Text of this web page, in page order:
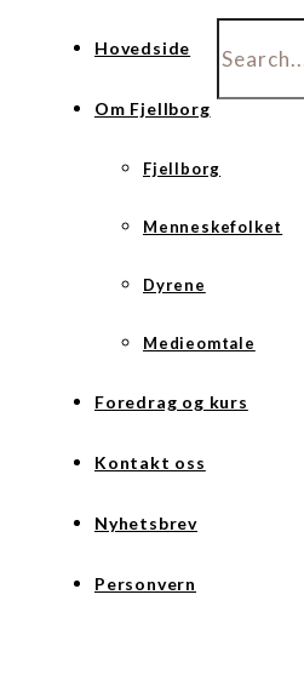
Hovedside
Om Fjellborg
Fjellborg
Menneskefolket
Dyrene
Medieomtale
Foredrag og kurs
Kontakt oss
Nyhetsbrev
Personvern